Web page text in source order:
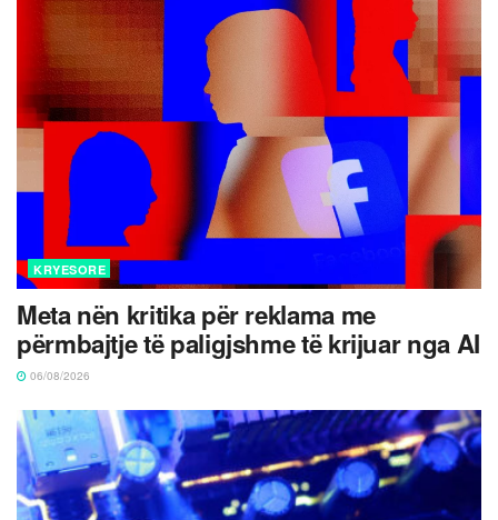
KRYESORE
Meta nën kritika për reklama me
përmbajtje të paligjshme të krijuar nga AI
06/08/2026